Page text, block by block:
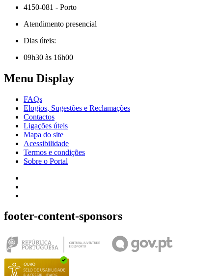
4150-081 - Porto
Atendimento presencial
Dias úteis:
09h30 às 16h00
Menu Display
FAQs
Elogios, Sugestões e Reclamações
Contactos
Ligações úteis
Mapa do site
Acessibilidade
Termos e condições
Sobre o Portal
footer-content-sponsors